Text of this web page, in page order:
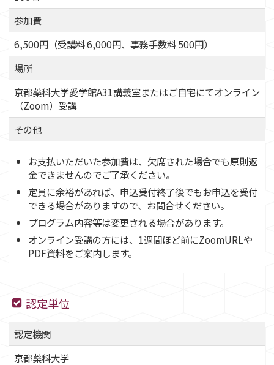
参加費
6,500円（受講料 6,000円、事務手数料 500円）
場所
京都薬科大学愛学館A31講義室またはご自宅にてオンライン
（Zoom）受講
その他
お支払いただいた参加費は、欠席された場合でも原則返
金できませんのでご了承ください。
定員に余裕があれば、申込受付終了後でもお申込を受付
できる場合がありますので、お問合せください。
プログラム内容等は変更される場合があります。
オンライン受講の方には、1週間ほど前にZoomURLや
PDF資料をご案内します。
認定単位
認定機関
京都薬科大学